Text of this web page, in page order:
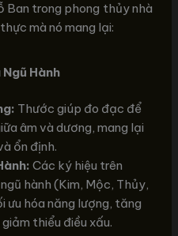
Ban trong phong thủy nhà
mà nó mang lại:
Hành
Thước giúp đo đạc để
âm và dương, mang lại
ổn định.
Các ký hiệu trên
hành (Kim, Mộc, Thủy,
ưu hóa năng lượng, tăng
thiểu điều xấu.